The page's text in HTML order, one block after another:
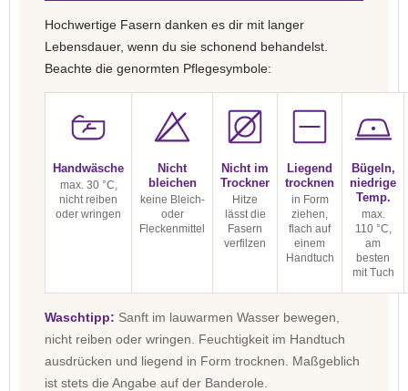
Hochwertige Fasern danken es dir mit langer
Lebensdauer, wenn du sie schonend behandelst.
Beachte die genormten Pflegesymbole:
Handwäsche
max. 30 °C,
nicht reiben
oder wringen
Nicht
bleichen
keine Bleich-
oder
Fleckenmittel
Nicht im
Trockner
Hitze
lässt die
Fasern
verfilzen
Liegend
trocknen
in Form
ziehen,
flach auf
einem
Handtuch
Bügeln,
niedrige
Temp.
max.
110 °C,
am
besten
mit Tuch
Waschtipp: Sanft im lauwarmen Wasser bewegen,
nicht reiben oder wringen. Feuchtigkeit im Handtuch
ausdrücken und liegend in Form trocknen. Maßgeblich
ist stets die Angabe auf der Banderole.